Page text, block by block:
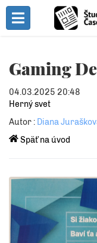
Toggle Menu
Gaming
04.03.2025 20:48
Herný svet
Autor : Diana
Späť na úvod